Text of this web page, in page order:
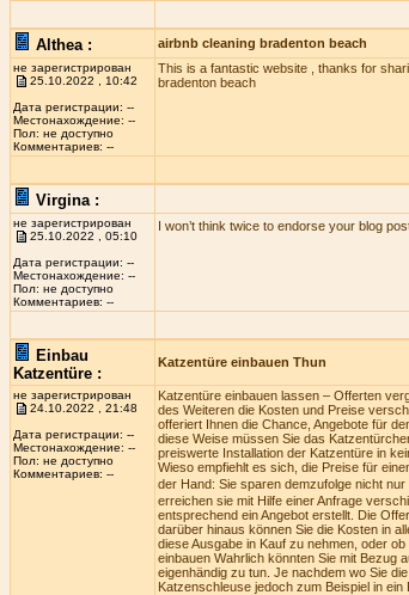
Althea : airbnb cleaning bradenton beach
не зарегистрирован
25.10.2022 , 10:42
Дата регистрации: --
Местонахождение: --
Пол: не доступно
Комментариев: --
This is a fantastic website , thanks for
bradenton beach
Virgina :
не зарегистрирован
25.10.2022 , 05:10
Дата регистрации: --
Местонахождение: --
Пол: не доступно
Комментариев: --
I won’t think twice to endorse your blog
Einbau
Katzentüre :
Katzentüre einbauen Thun
не зарегистрирован
24.10.2022 , 21:48
Дата регистрации: --
Местонахождение: --
Пол: не доступно
Комментариев: --
Katzentüre einbauen lassen – Offerten
des Weiteren die Kosten und Preise
offeriert Ihnen die Chance, Angebote für
diese Weise müssen Sie das
preiswerte Installation der Katzentüre in
Wieso empfiehlt es sich, die Preise für
der Hand: Sie sparen demzufolge nicht
erreichen sie mit Hilfe einer Anfrage
entsprechend ein Angebot erstellt. Die
darüber hinaus können Sie die Kosten in
diese Ausgabe in Kauf zu nehmen, oder
einbauen Wahrlich könnten Sie mit Bezug
eigenhändig zu tun. Je nachdem wo Sie
Katzenschleuse jedoch zum Beispiel in